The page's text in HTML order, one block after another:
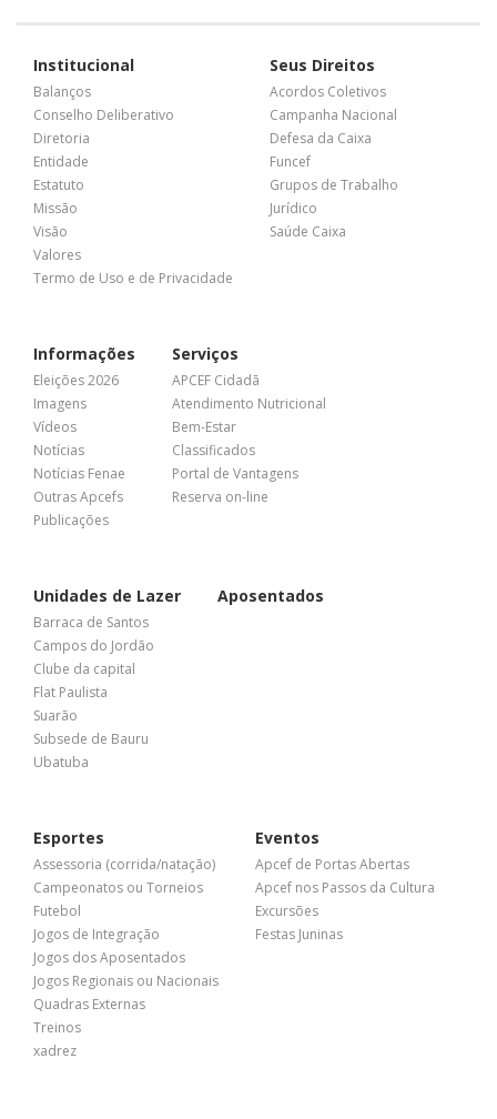
Institucional
Balanços
Conselho Deliberativo
Diretoria
Entidade
Estatuto
Missão
Visão
Valores
Termo de Uso e de Privacidade
Seus Direitos
Acordos Coletivos
Campanha Nacional
Defesa da Caixa
Funcef
Grupos de Trabalho
Jurídico
Saúde Caixa
Informações
Eleições 2026
Imagens
Vídeos
Notícias
Notícias Fenae
Outras Apcefs
Publicações
Serviços
APCEF Cidadã
Atendimento Nutricional
Bem-Estar
Classificados
Portal de Vantagens
Reserva on-line
Unidades de Lazer
Barraca de Santos
Campos do Jordão
Clube da capital
Flat Paulista
Suarão
Subsede de Bauru
Ubatuba
Aposentados
Esportes
Assessoria (corrida/natação)
Campeonatos ou Torneios
Futebol
Jogos de Integração
Jogos dos Aposentados
Jogos Regionais ou Nacionais
Quadras Externas
Treinos
xadrez
Eventos
Apcef de Portas Abertas
Apcef nos Passos da Cultura
Excursões
Festas Juninas